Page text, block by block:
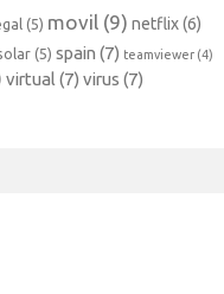
(5) movil (9) netflix(6)
(5) spain (7) teamviewer (4)
virtual (7) virus (7)